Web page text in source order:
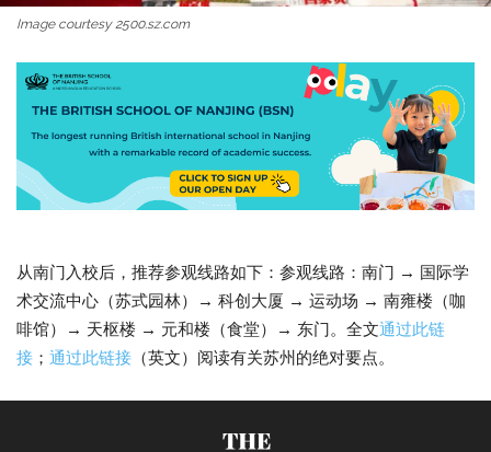
Image courtesy 2500.sz.com
从南门入校后，推荐参观线路如下：参观线路：南门 → 国际学
术交流中心（苏式园林）→ 科创大厦 → 运动场 → 南雍楼（咖
啡馆）→ 天枢楼 → 元和楼（食堂）→ 东门。全文通过此链
接 ； 通过此链接 （英文）阅读有关苏州的绝对要点。